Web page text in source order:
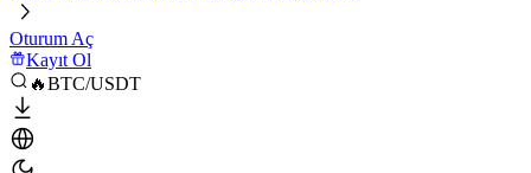
Oturum Aç
Kayıt Ol
🔥BTC/USDT